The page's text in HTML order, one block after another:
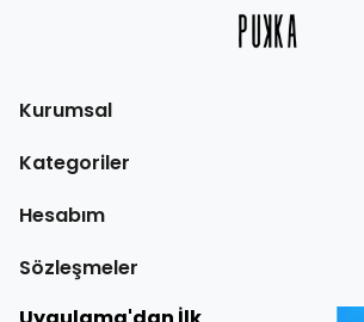
Kurumsal
Kategoriler
Hesabım
Sözleşmeler